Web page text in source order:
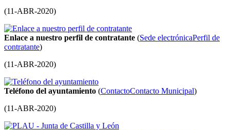
(11-ABR-2020)
Enlace a nuestro perfil de contratante (Sede electrónicaPerfil de
contratante)
(11-ABR-2020)
Teléfono del ayuntamiento (ContactoContacto Municipal)
(11-ABR-2020)